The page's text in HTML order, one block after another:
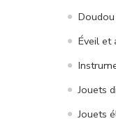
Doudou
Éveil et
Jouets
Jouets